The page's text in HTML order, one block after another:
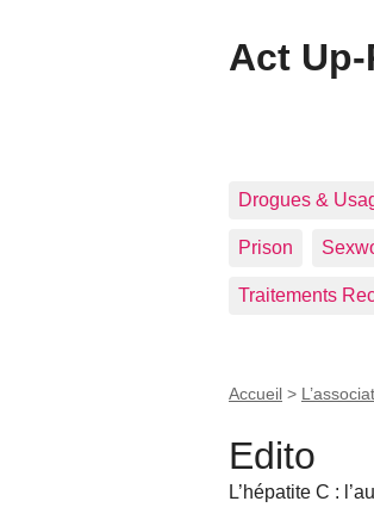
Act
Drogues &
Prison
Traitements
Accueil >
Edito
L’hépatite C :